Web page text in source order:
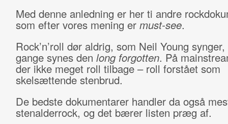
Med denne anledning er her ti andre
som efter vores mening er must-see.
Rock’n’roll dør aldrig, som Neil Young
gange synes den long forgotten. På
der ikke meget roll tilbage – roll forstået som
skelsættende stenbrud.
De bedste dokumentarer handler da også
stenalderrock, og det bærer listen præg af.